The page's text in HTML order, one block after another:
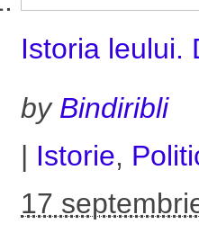
Istoria leului.
by Bindiribli
| Istorie,
17